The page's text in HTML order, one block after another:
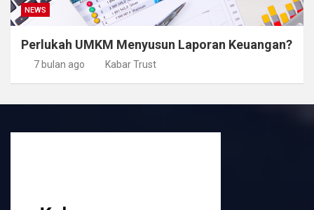
NEWS
Perlukah UMKM Menyusun Laporan Keuangan?
7 bulan ago Kabar Trust